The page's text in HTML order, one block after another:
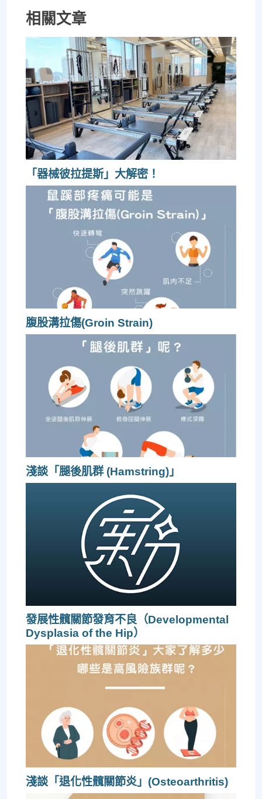
相關文章
「器械彼拉提斯」大解密！
腹股溝拉傷(Groin Strain)
淺談「腿後肌群 (Hamstring)」
發展性髖關節發育不良（Developmental
Dysplasia of the Hip）
淺談「退化性髖關節炎」(Osteoarthritis)